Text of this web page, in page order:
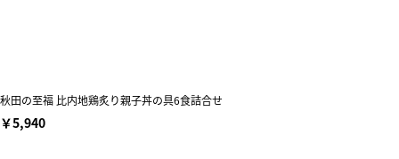
秋田の至福 比内地鶏炙り親子丼の具6食詰合せ
￥5,940